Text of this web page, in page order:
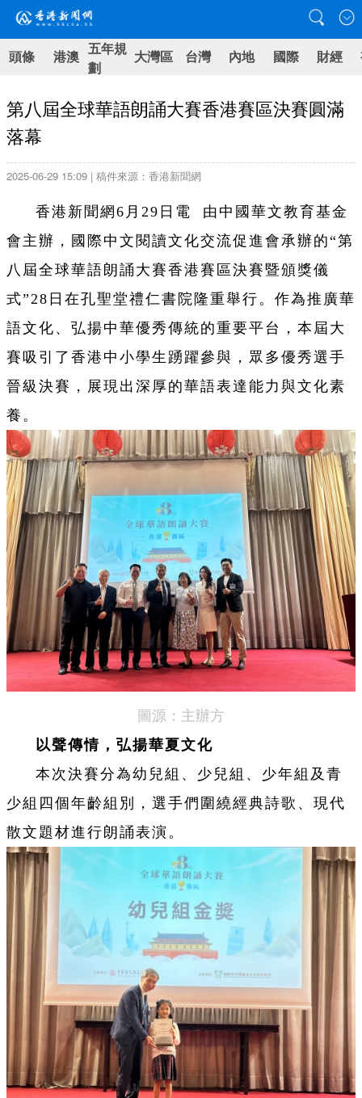
頭條 港澳 五年規
劃
大灣區 台灣 內地 國際 財經
第八屆全球華語朗誦大賽香港賽區決賽圓滿
落幕
2025-06-29 15:09 | 稿件來源：香港新聞網
香港新聞網6月29日電 由中國華文教育基金
會主辦，國際中文閱讀文化交流促進會承辦的“第
八屆全球華語朗誦大賽香港賽區決賽暨頒獎儀
式”28日在孔聖堂禮仁書院隆重舉行。作為推廣華
語文化、弘揚中華優秀傳統的重要平台，本屆大
賽吸引了香港中小學生踴躍參與，眾多優秀選手
晉級決賽，展現出深厚的華語表達能力與文化素
養。
圖源：主辦方
以聲傳情，弘揚華夏文化
本次決賽分為幼兒組、少兒組、少年組及青
少組四個年齡組別，選手們圍繞經典詩歌、現代
散文題材進行朗誦表演。